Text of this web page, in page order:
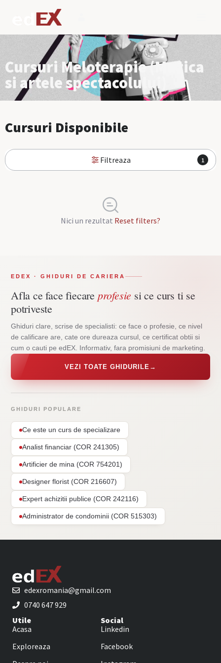
Cursuri Meloterapie (Muzica
si artele spectacolului)
Cursuri Disponibile
Filtreaza 1
Nici un rezultat Reset filters?
EDEX · GHIDURI DE CARIERA
Afla ce face fiecare profesie si ce curs ti se
potriveste
Ghiduri clare, scrise de specialisti: ce face o profesie, ce nivel
de calificare are, cate ore dureaza cursul, ce certificat obtii si
cum o cauti pe edEX. Informativ, fara promisiuni de marketing.
VEZI TOATE GHIDURILE →
GHIDURI POPULARE
Ce este un curs de specializare
Analist financiar (COR 241305)
Artificier de mina (COR 754201)
Designer florist (COR 216607)
Expert achizitii publice (COR 242116)
Administrator de condominii (COR 515303)
edexromania@gmail.com
0740 647 929
Utile
Acasa
Exploreaza
Social
Linkedin
Facebook